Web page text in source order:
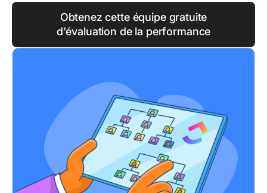
Obtenez cette équipe gratuite
d'évaluation de la performance